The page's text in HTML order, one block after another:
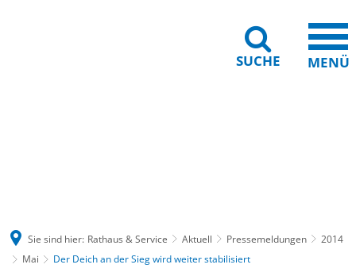
SUCHE MENÜ
Sie sind hier: Rathaus & Service Aktuell Pressemeldungen
2014
Mai
Der Deich an der Sieg wird weiter stabilisiert